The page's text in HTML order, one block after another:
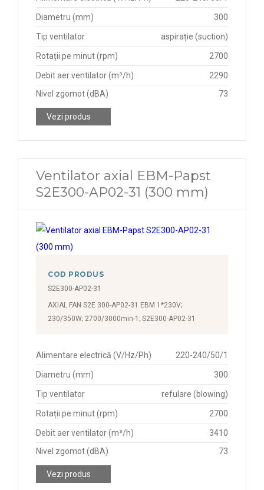
Diametru (mm) 300
Tip ventilator aspirație (suction)
Rotații pe minut (rpm) 2700
Debit aer ventilator (m³/h)
2290
Nivel zgomot (dBA)
73
Vezi produs
Ventilator axial EBM-Papst
S2E300-AP02-31 (300 mm)
COD PRODUS
S2E300-AP02-31
AXIAL FAN S2E 300-AP02-31 EBM 1*230V;
230/350W; 2700/3000min-1; S2E300-AP02-31
Alimentare electrică (V/Hz/Ph) 220-240/50/1
Diametru (mm) 300
Tip ventilator refulare (blowing)
Rotații pe minut (rpm) 2700
Debit aer ventilator (m³/h)
3410
Nivel zgomot (dBA)
73
Vezi produs